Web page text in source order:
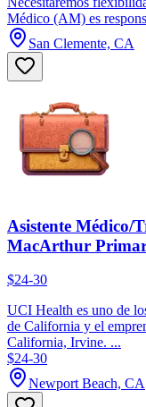
Médico (AM) es
San Clemente, CA
Asistente Médico/
MacArthur
$24-30
UCI Health es uno de
de California y el
California, Irvine. ...
$24-30
Newport Beach, CA